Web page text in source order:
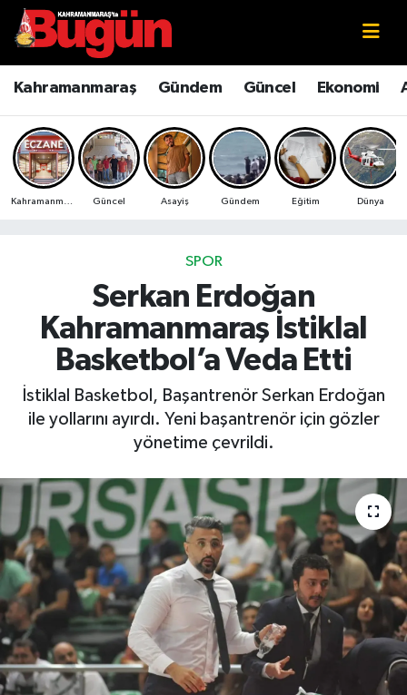
Kahramanmaraş Gündem Güncel Ekonomi
Güncel Asayiş Gündem Eğitim Dünya
SPOR
Serkan Erdoğan
Kahramanmaraş İstiklal
Basketbol’a Veda Etti
İstiklal Basketbol, Başantrenör Serkan Erdoğan
ile yollarını ayırdı. Yeni başantrenör için gözler
yönetime çevrildi.
Kahramanmaraş
Kahramanmaraş Sokak Röportajları
Bilim ve Teknoloji
Çevre
Ekonomi
Genel
Güncel
Haberde İnsan
Kültür Sanat
Magazin
Manşet Altı
Manşetler
Resmi İlan
Kahramanmaraş Nöbetçi Eczaneler
Kahramanmaraş Hava Durumu
Kahramanmaraş Namaz Vakitleri
Kahramanmaraş Trafik Yoğunluk Haritası
Süper Lig Puan Durumu ve Fikstür
Tüm Manşetler
Son Dakika Haberleri
Haber Arşivi